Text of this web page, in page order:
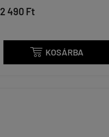
2 490 Ft
 KOSÁRBA